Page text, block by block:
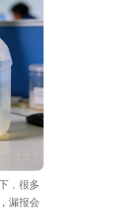
，很多
漏报会